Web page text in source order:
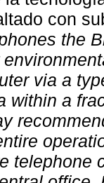
con
the
via a
within a
telephone